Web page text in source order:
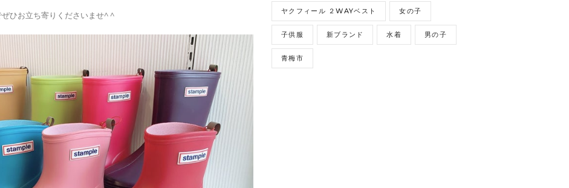
ひお立ち寄りくださいませ^ ^ ヤクフィール ２WAYベスト 女の子
子供服 新ブランド 水着 男の子
青梅市